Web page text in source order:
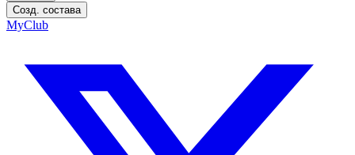
Созд. состава
MyClub